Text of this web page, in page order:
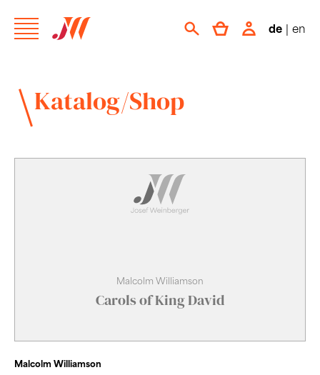
de | en
Katalog/Shop
Malcolm Williamson
Carols of King David
Malcolm Williamson